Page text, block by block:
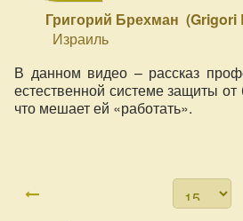
Григорий Брехман (Grigori
Израиль
В данном видео – рассказ
естественной системе защиты
что мешает ей «работать».